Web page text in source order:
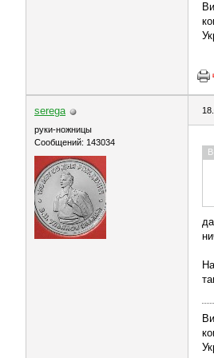
serega
руки-ножницы
Сообщений: 143034